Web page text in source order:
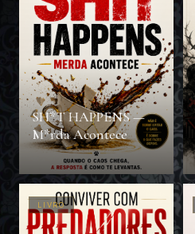
SH*T HAPPENS —
M*rda Acontece
LIVRO